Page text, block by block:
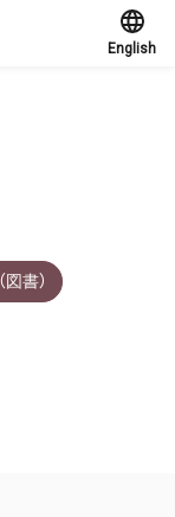
English
書）